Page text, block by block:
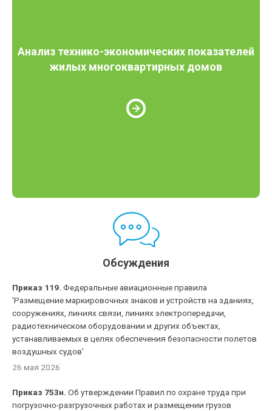
Анализ технико-экономических показателей
жилых многоквартирных домов
Обсуждения
Приказ 119. Федеральные авиационные правила
'Размещение маркировочных знаков и устройств на зданиях,
сооружениях, линиях связи, линиях электропередачи,
радиотехническом оборудовании и других объектах,
устанавливаемых в целях обеспечения безопасности полетов
воздушных судов'
26 мая 2026
Приказ 753н. Об утверждении Правил по охране труда при
погрузочно-разгрузочных работах и размещении грузов